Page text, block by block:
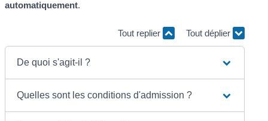
automatiquement.
Tout replier Tout déplier
De quoi s'agit-il ?
Quelles sont les conditions d'admission ?